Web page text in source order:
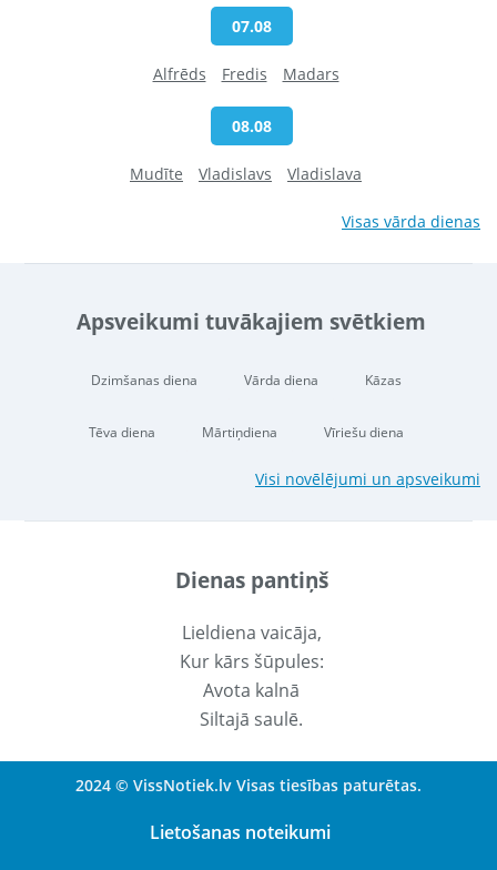
07.08
Alfrēds Fredis Madars
08.08
Mudīte Vladislavs Vladislava
Visas vārda dienas
Apsveikumi tuvākajiem svētkiem
Dzimšanas diena Vārda diena Kāzas
Tēva diena Mārtiņdiena Vīriešu diena
Visi novēlējumi un apsveikumi
Dienas pantiņš
Lieldiena vaicāja,
Kur kārs šūpules:
Avota kalnā
Siltajā saulē.
2024 © VissNotiek.lv Visas tiesības paturētas.
Lietošanas noteikumi